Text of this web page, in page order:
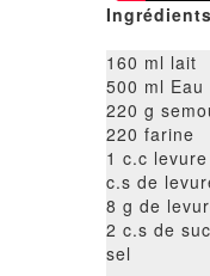
Ingrédients
160 ml lait
500 ml Eau
220 g
220 farine
1 c.c
c.s de
8 g de
2 c.s de
sel